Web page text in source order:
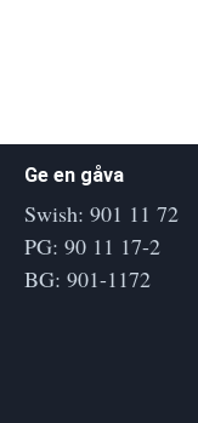
Ge en gåva
Swish: 901 11 72
PG: 90 11 17-2
BG: 901-1172